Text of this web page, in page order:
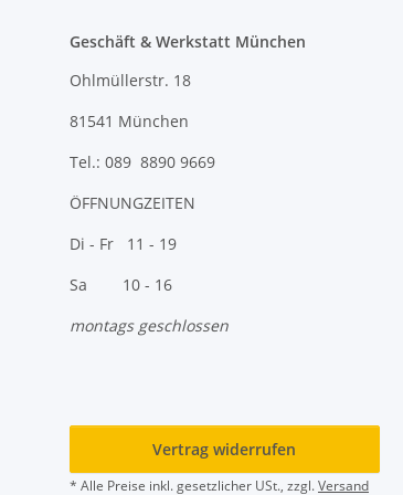
Geschäft & Werkstatt München
Ohlmüllerstr. 18
81541 München
Tel.: 089 8890 9669
ÖFFNUNGZEITEN
Di - Fr 11 - 19
Sa 10 - 16
montags geschlossen
Vertrag widerrufen
* Alle Preise inkl. gesetzlicher USt., zzgl.Versand